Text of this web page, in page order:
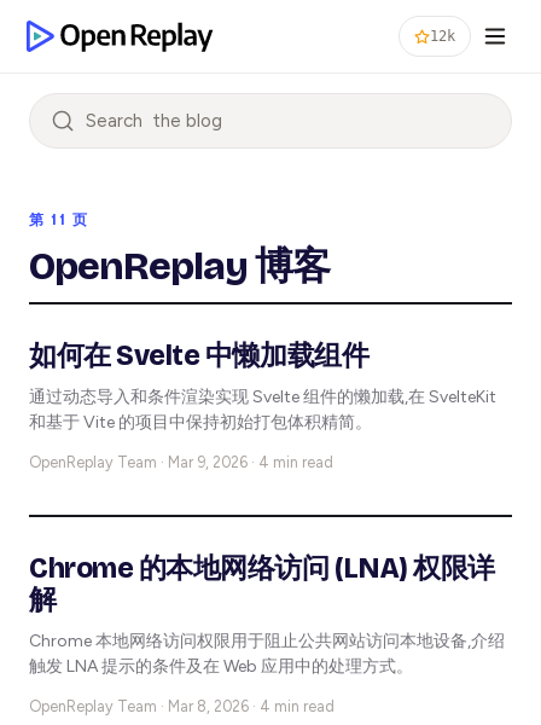
12k
Search
第 11 页
OpenReplay 博客
如何在 Svelte 中懒加载组件
通过动态导入和条件渲染实现 Svelte 组件的懒加载,在 SvelteKit
和基于 Vite 的项目中保持初始打包体积精简。
OpenReplay Team · Mar 9, 2026 · 4 min read
Chrome 的本地网络访问 (LNA) 权限详
解
Chrome 本地网络访问权限用于阻止公共网站访问本地设备,介绍
触发 LNA 提示的条件及在 Web 应用中的处理方式。
OpenReplay Team · Mar 8, 2026 · 4 min read